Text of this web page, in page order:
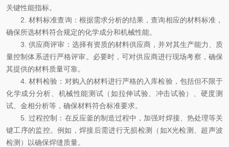
关键性能指标。
2. 材料标准查询：根据需求分析的结果，查询相应的材料标准，
确保所选材料符合规定的化学成分和机械性能。
3. 供应商评审：选择有资质的材料供应商，并对其生产能力、质
量控制体系进行严格评审。必要时，可对供应商进行现场考察，确保
其提供的材料质量可靠。
4. 材料检验：对购入的材料进行严格的入库检验，包括但不限于
化学成分分析、机械性能测试（如拉伸试验、冲击试验）、硬度测
试、金相分析等，确保材料符合标准要求。
5. 过程控制：在反应釜的制造过程中，加强对焊接、热处理等关
键工序的监控。例如，焊接后需进行无损检测（如X光检测、超声波
检测）以确保焊缝质量。